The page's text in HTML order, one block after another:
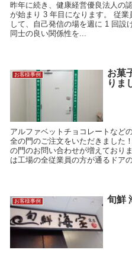
昨年に続き、健康経営優良法人の
が始まり 3 年目になります。 従
して、自己発信の場を週に 1 回設
同士の良い関係性を...
お客様事例
お菓
りま
アルファベットチョコレートなど
全の門のご注文をいただきました
の門のお問い合わせが増えており
は工場の全従業員の方が通るドア
お客様事例 旬鮮